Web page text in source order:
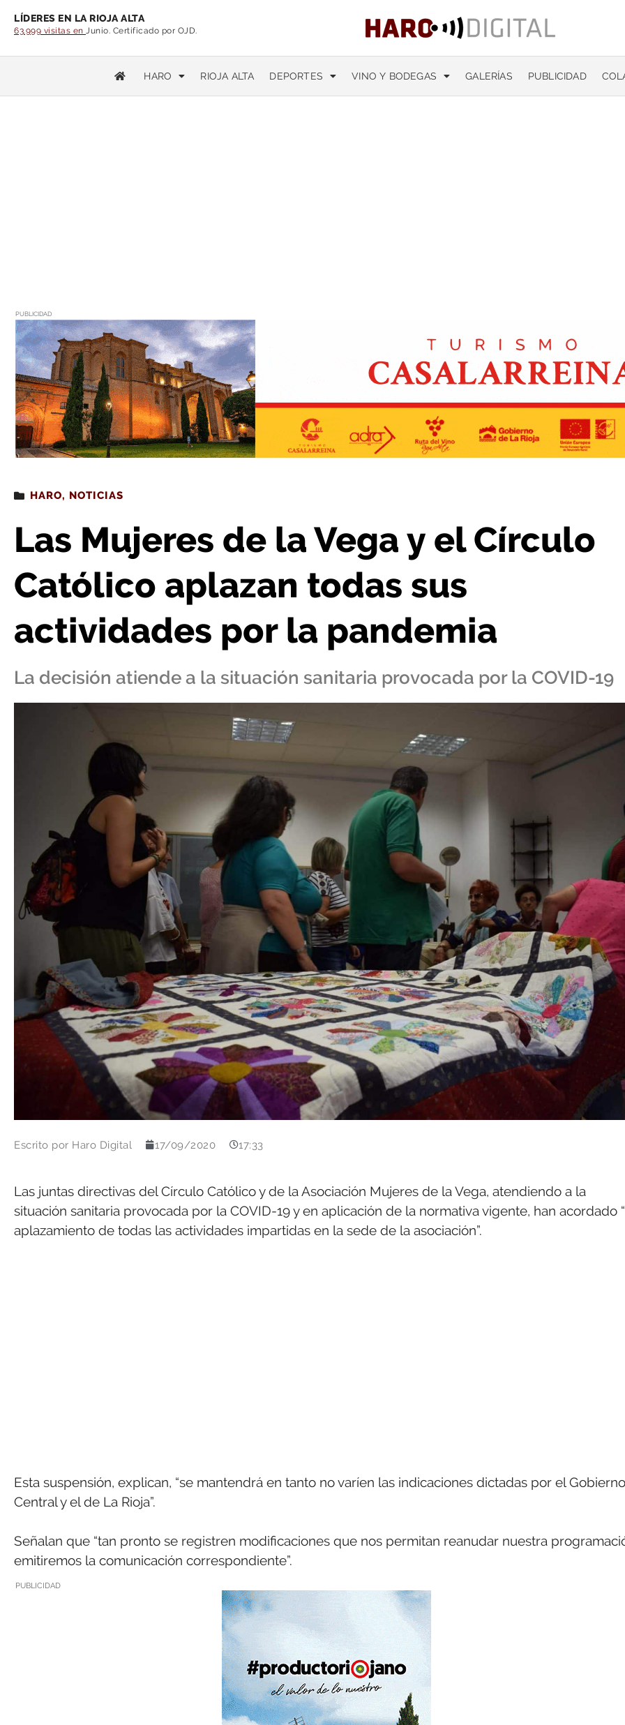
LÍDERES EN LA RIOJA ALTA
63.999 visitas en Junio. Certificado por OJD.
HARO RIOJA ALTA DEPORTES VINO Y BODEGAS GALERÍAS PUBLICIDAD
PUBLICIDAD
Estás leyendo : Las Mujeres de la Vega y el Círculo Católico aplazan todas sus actividades por la pandemia
HARO, NOTICIAS
Las Mujeres de la Vega y el Círculo
Católico aplazan todas sus
actividades por la pandemia
La decisión atiende a la situación sanitaria provocada por la COVID-19
Escrito por Haro Digital 17/09/2020 17:33
Las juntas directivas del Círculo Católico y de la Asociación Mujeres de la Vega, atendiendo a la
situación sanitaria provocada por la COVID-19 y en aplicación de la normativa vigente, han acordado
aplazamiento de todas las actividades impartidas en la sede de la asociación”.
Esta suspensión, explican, “se mantendrá en tanto no varíen las indicaciones dictadas por el Gobierno
Central y el de La Rioja”.
Señalan que “tan pronto se registren modificaciones que nos permitan reanudar nuestra
emitiremos la comunicación correspondiente”.
PUBLICIDAD